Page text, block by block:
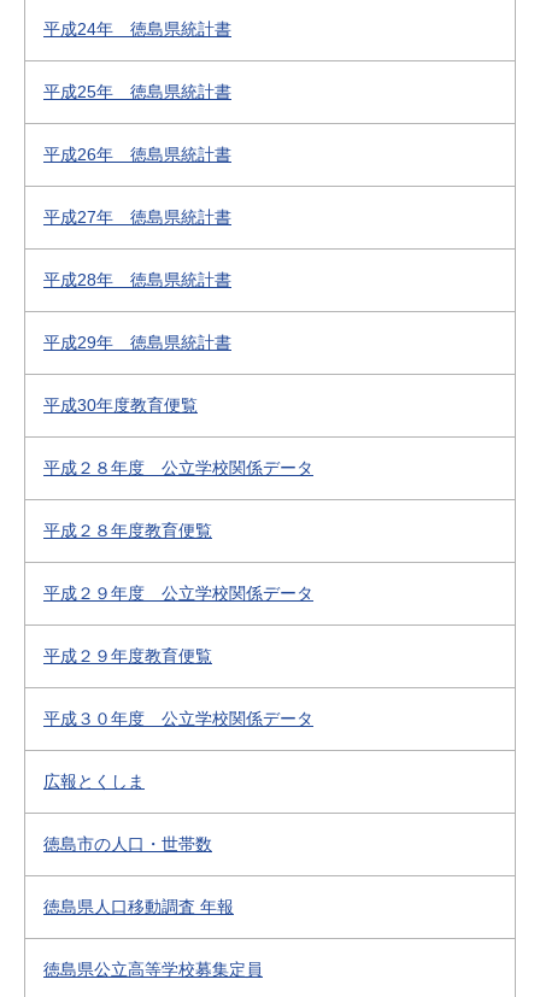
平成24年 徳島県統計書
平成25年 徳島県統計書
平成26年 徳島県統計書
平成27年 徳島県統計書
平成28年 徳島県統計書
平成29年 徳島県統計書
平成30年度教育便覧
平成２８年度 公立学校関係データ
平成２８年度教育便覧
平成２９年度 公立学校関係データ
平成２９年度教育便覧
平成３０年度 公立学校関係データ
広報とくしま
徳島市の人口・世帯数
徳島県人口移動調査 年報
徳島県公立高等学校募集定員